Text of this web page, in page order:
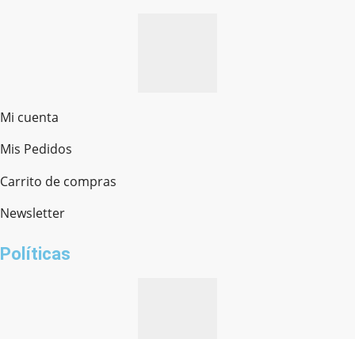
Mi cuenta
Mis Pedidos
Carrito de compras
Newsletter
Políticas